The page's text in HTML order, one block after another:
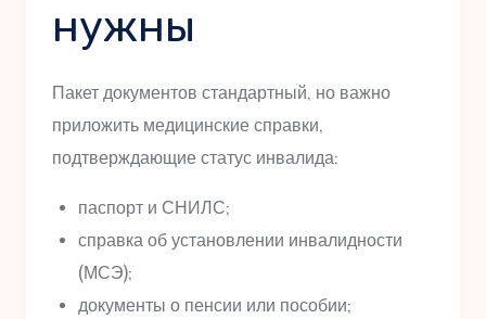
нужны
Пакет документов стандартный, но важно
приложить медицинские справки,
подтверждающие статус инвалида:
паспорт и СНИЛС;
справка об установлении инвалидности
(МСЭ);
документы о пенсии или пособии;